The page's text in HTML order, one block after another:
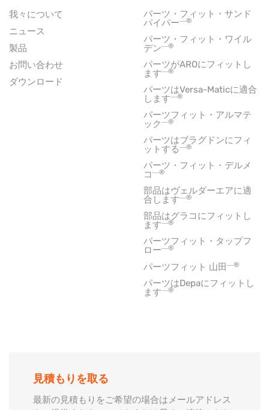
我々について
ニュース
製品
お問い合わせ
ダウンロード
パーツ・フィット・サンド
パイパー―®
パーツ・フィット・ワイル
デン―®
パーツがAROにフィットし
ます―®
パーツはVersa-Maticに適合
します―®
パーツフィット・アルマテ
ック ―®
パーツはブラグドンにフィ
ットする―®
パーツ・フィット・デルメ
コ ―®
部品はヴェルダーエアに適
合します―®
部品はグラコにフィットし
ます―®
パーツフィット・タップフ
ロー―®
パーツフィット 山田―®
パーツはDepaにフィットし
ます―®
見積もりを取る
最新の見積もりをご希望の場合はメールアドレス